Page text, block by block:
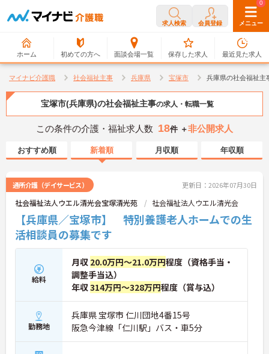
求人検索 会員登録 メニュー
ホーム 初めての方へ 面談会場一覧
0
保存した求人
0
最近見た求人
マイナビ介護職 社会福祉主事 兵庫県 宝塚市 兵庫県の社会福祉主
宝塚市(兵庫県)の社会福祉主事の求人・転職一覧
この条件の介護・福祉求人数 18件 ＋非公開求人
おすすめ順 新着順 月収順 年収順
通所介護（デイサービス） 更新日：2026年07月30日
社会福祉法人ウエル清光会宝塚清光苑 社会福祉法人ウエル清光会
【兵庫県／宝塚市】 特別養護老人ホームでの生
活相談員の募集です
給料
月収 20.0万円～21.0万円程度（資格手当・
調整手当込）
年収314万円～328万円程度（賞与込）
勤務地
兵庫県 宝塚市 仁川団地4番15号
阪急今津線「仁川駅」バス・車5分